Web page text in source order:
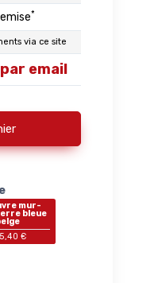
*
via ce site
email
mur-
bleue
€